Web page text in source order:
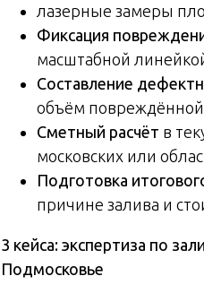
лазерные замеры
Фиксация
масштабной
Составление
объём повреждённой
Сметный расчёт в
московских или
Подготовка
причине залива и
3 кейса: экспертиза по
Подмосковье